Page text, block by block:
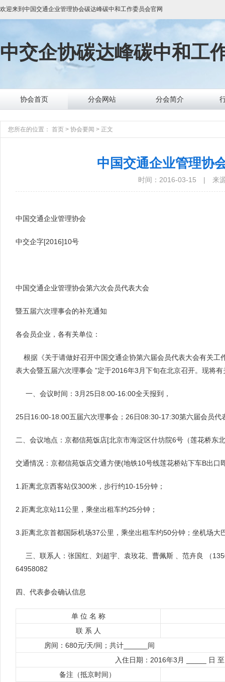
欢迎来到 中国交通企业管理协会碳达峰碳中和工作委员会官网
中交企协碳达峰碳中和工
协会首页 分会网站 分会简介
您所在的位置： 首页 > 协会要闻 > 正文
中国交通企业管理协
时间：2016-03-15 | 来
中国交通企业管理协会
中交企字[2016]10号
中国交通企业管理协会第六次会员代表大会
暨五届六次理事会的补充通知
各会员企业，各有关单位：
根据《关于请做好召开中国交通企协第六届会员代表大会有关工
表大会暨五届六次理事会 ”定于2016年3月下旬在北京召开。现将
一、会议时间：3月25日8:00-16:00全天报到，
25日16:00-18:00五届六次理事会；26日08:30-17:30第六届会员代
二、会议地点：京都信苑饭店[北京市海淀区什坊院6号（莲花桥东
交通情况：京都信苑饭店交通方便(地铁10号线莲花桥站下车B出口
1.距离北京西客站仅300米，步行约10-15分钟；
2.距离北京站11公里，乘坐出租车约25分钟；
3.距离北京首都国际机场37公里，乘坐出租车约50分钟；坐机场
三、联系人：张国红、刘超宇、袁玫花、曹佩斯 、范卉良 （
64958082
四、代表参会确认信息
单 位 名 称
联 系 人
房间：680元/天/间；共计______间
入住日期：2016年3月 _____ 日
备注（抵京时间）